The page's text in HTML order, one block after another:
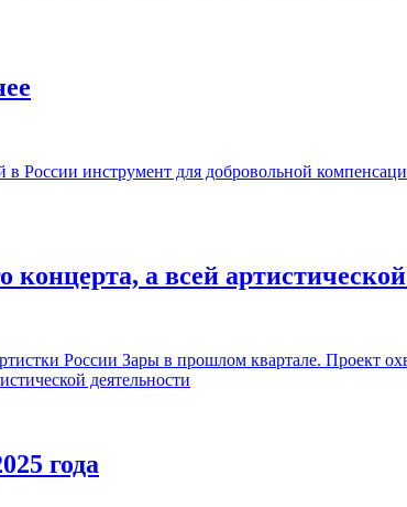
инструмент для добровольной
концерта, а всей
России Зары в прошлом квартале. Проект
деятельности
года